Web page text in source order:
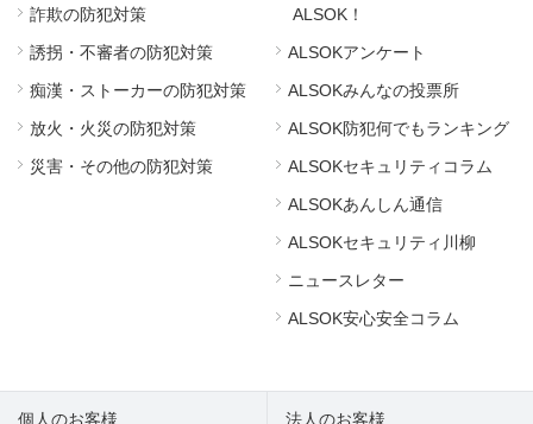
詐欺の防犯対策
誘拐・不審者の防犯対策
痴漢・ストーカーの防犯対策
放火・火災の防犯対策
災害・その他の防犯対策
ALSOK！
ALSOKアンケート
ALSOKみんなの投票所
ALSOK防犯何でもランキング
ALSOKセキュリティコラム
ALSOKあんしん通信
ALSOKセキュリティ川柳
ニュースレター
ALSOK安心安全コラム
個人のお客様 法人のお客様